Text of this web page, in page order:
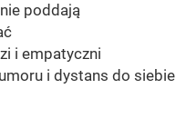
poddają
i empatyczni
i dystans do siebie